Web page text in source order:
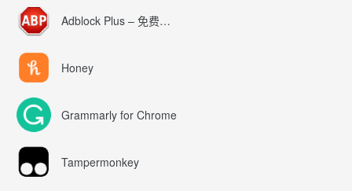
Adblock Plus – 免费的广告拦截器
Honey
Grammarly for Chrome
Tampermonkey